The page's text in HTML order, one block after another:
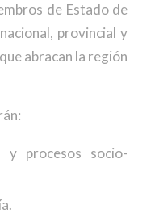
de Estado de
provincial y
abracan la región
y procesos socio-